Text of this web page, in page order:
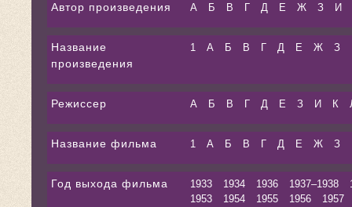
Автор произведения А Б В Г Д Е Ж З И
Название
произведения
1 А Б В Г Д Е Ж З
Режиссер А Б В Г Д Е З И К
Название фильма 1 А Б В Г Д Е Ж З
Год выхода фильма 1933 1934 1936 1937–1938
1953
1954 1955 1956
1957